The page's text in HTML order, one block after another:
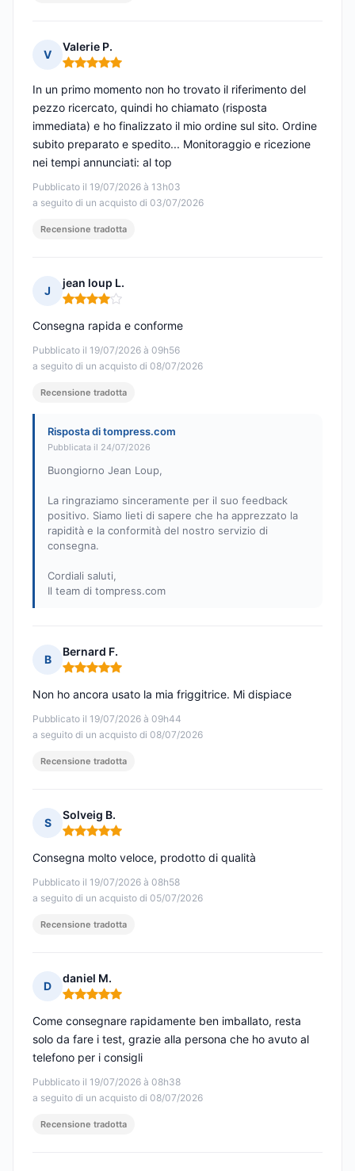
V
Valerie P.
Nota: 5 su 5
Pubblicato il 19/07/2026 à 13h03
a seguito di un acquisto di 03/07/2026
In un primo momento non ho trovato il riferimento del
pezzo ricercato, quindi ho chiamato (risposta
immediata) e ho finalizzato il mio ordine sul sito. Ordine
subito preparato e spedito... Monitoraggio e ricezione
nei tempi annunciati: al top
Recensione tradotta
J
jean loup L.
Nota: 4 su 5
Pubblicato il 19/07/2026 à 09h56
a seguito di un acquisto di 08/07/2026
Consegna rapida e conforme
Recensione tradotta
Risposta di tompress.com
Pubblicata il 24/07/2026
Buongiorno Jean Loup,
La ringraziamo sinceramente per il suo feedback
positivo. Siamo lieti di sapere che ha apprezzato la
rapidità e la conformità del nostro servizio di
consegna.
Cordiali saluti,
Il team di tompress.com
B
Bernard F.
Nota: 5 su 5
Pubblicato il 19/07/2026 à 09h44
a seguito di un acquisto di 08/07/2026
Non ho ancora usato la mia friggitrice. Mi dispiace
Recensione tradotta
S
Solveig B.
Nota: 5 su 5
Pubblicato il 19/07/2026 à 08h58
a seguito di un acquisto di 05/07/2026
Consegna molto veloce, prodotto di qualità
Recensione tradotta
D
daniel M.
Nota: 5 su 5
Pubblicato il 19/07/2026 à 08h38
a seguito di un acquisto di 08/07/2026
Come consegnare rapidamente ben imballato, resta
solo da fare i test, grazie alla persona che ho avuto al
telefono per i consigli
Recensione tradotta